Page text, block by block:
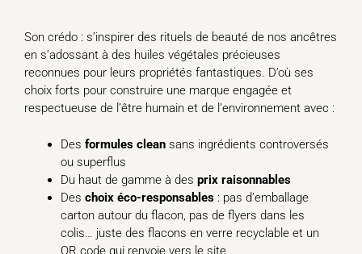
Son crédo : s’inspirer des rituels de beauté de nos ancêtres
en s’adossant à des huiles végétales précieuses
reconnues pour leurs propriétés fantastiques. D’où ses
choix forts pour construire une marque engagée et
respectueuse de l’être humain et de l’environnement avec :
Des formules clean sans ingrédients controversés
ou superflus
Du haut de gamme à des prix raisonnables
Des choix éco-responsables : pas d’emballage
carton autour du flacon, pas de flyers dans les
colis… juste des flacons en verre recyclable et un
QR code qui renvoie vers le site